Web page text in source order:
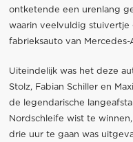
ontketende een urenlang
waarin veelvuldig
fabrieksauto van Mercedes-
Uiteindelijk was het deze
Stolz, Fabian Schiller en
de legendarische
Nordschleife wist te
drie uur te gaan was